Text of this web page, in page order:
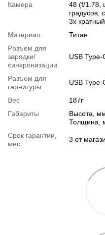
Камера
48 (f/1.78,
градусов,
3х
Материал
Титан
Разъем для
зарядки/
синхронизации
USB Type-
Разъем для
гарнитуры
USB Type-
Вес
187г
Габариты
Высота,
Толщина,
Срок гарантии,
мес.
3 от